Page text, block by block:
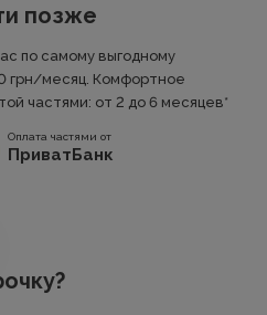
позже
по самому выгодному
грн/месяц. Комфортное
частями: от 2 до 6 месяцев*
Оплата частями от
ПриватБанк